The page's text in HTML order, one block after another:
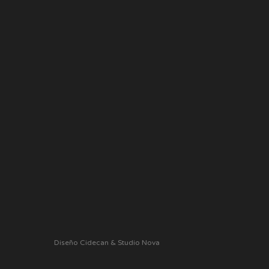
Diseño Cidecan & Studio Nova